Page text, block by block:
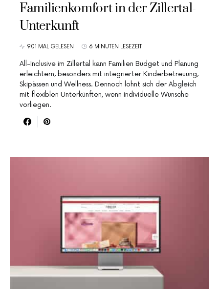
Familienkomfort in der Zillertal-
Unterkunft
901 MAL GELESEN 6 MINUTEN LESEZEIT
All-Inclusive im Zillertal kann Familien Budget und Planung
erleichtern, besonders mit integrierter Kinderbetreuung,
Skipässen und Wellness. Dennoch lohnt sich der Abgleich
mit flexiblen Unterkünften, wenn individuelle Wünsche
vorliegen.